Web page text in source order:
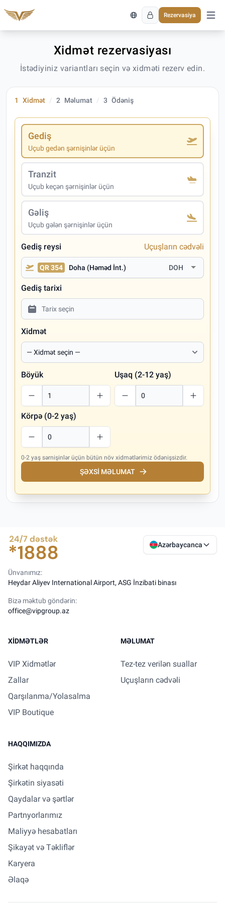
Rezervasiya
Əsas
Xidmət rezervasiyası
İstədiyiniz variantları seçin və xidməti rezerv edin.
1 Xidmət 2 Məlumat 3 Ödəniş
Gediş
Uçub gedən şərnişinlər üçün
Tranzit
Uçub keçən şərnişinlər üçün
Gəliş
Uçub gələn şərnişinlər üçün
Gediş reysi Uçuşların cədvəli
QR 354 Doha (Həməd İnt.) DOH
Gediş tarixi
Xidmət
Böyük Uşaq (2-12 yaş)
Körpə (0-2 yaş)
0-2 yaş sərnişinlər üçün bütün növ xidmətlərimiz ödənişsizdir.
ŞƏXSI MƏLUMAT
Azərbaycanca
Ünvanımız:
Heydar Aliyev International Airport, ASG İnzibati binası
Bizə məktub göndərin:
office@vipgroup.az
XIDMƏTLƏR
VIP Xidmətlər
Zallar
Qarşılanma/Yolasalma
VIP Boutique
MƏLUMAT
Tez-tez verilən suallar
Uçuşların cədvəli
HAQQIMIZDA
Şirkət haqqında
Şirkətin siyasəti
Qaydalar və şərtlər
Partnyorlarımız
Maliyyə hesabatları
Şikayət və Təkliflər
Karyera
Əlaqə